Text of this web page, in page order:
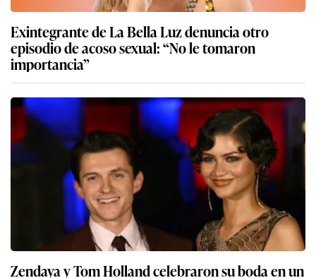
Exintegrante de La Bella Luz denuncia otro
episodio de acoso sexual: “No le tomaron
importancia”
Zendaya y Tom Holland celebraron su boda en un